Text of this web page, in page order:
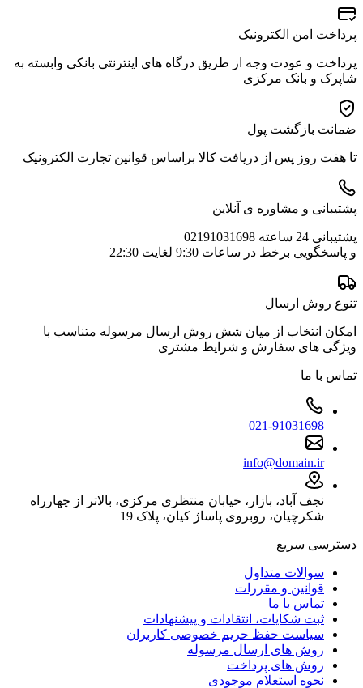
پرداخت امن الکترونیک
پرداخت و عودت وجه از طریق درگاه های اینترنتی بانکی وابسته به
شاپرک و بانک مرکزی
ضمانت بازگشت پول
تا هفت روز پس از دریافت کالا براساس قوانین تجارت الکترونیک
پشتیبانی و مشاوره ی آنلاین
پشتیبانی 24 ساعته 02191031698
و پاسخگویی برخط در ساعات 9:30 لغایت 22:30
تنوع روش ارسال
امکان انتخاب از میان شش روش ارسال مرسوله متناسب با
ویژگی های سفارش و شرایط مشتری
تماس با ما
021-91031698
info@domain.ir
نجف آباد، بازار، خیابان منتظری مرکزی، بالاتر از چهارراه
شکرچیان، روبروی پاساژ کیان، پلاک 19
دسترسی سریع
سوالات متداول
قوانین و مقررات
تماس با ما
ثبت شکایات، انتقادات و پیشنهادات
سیاست حفظ حریم خصوصی کاربران
روش های ارسال مرسوله
روش های پرداخت
نحوه استعلام موجودی